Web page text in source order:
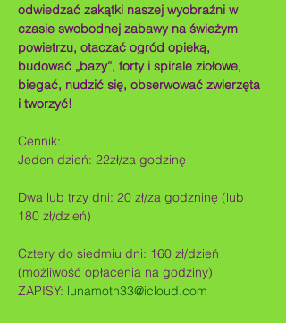
odwiedzać zakątki naszej wyobraźni w
czasie swobodnej zabawy na świeżym
powietrzu, otaczać ogród opieką,
budować „bazy”, forty i spirale ziołowe,
biegać, nudzić się, obserwować zwierzęta
i tworzyć!
Cennik:
Jeden dzień: 22zł/za godzinę
Dwa lub trzy dni: 20 zł/za godzninę (lub
180 zł/dzień)
Cztery do siedmiu dni: 160 zł/dzień
(możliwość opłacenia na godziny)
ZAPISY: lunamoth33@icloud.com